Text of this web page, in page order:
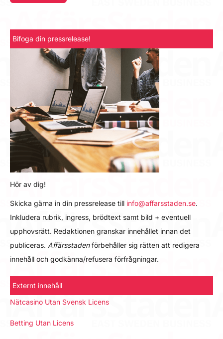
Bifoga din pressrelease!
Hör av dig!
Skicka gärna in din pressrelease till info@affarsstaden.se.
Inkludera rubrik, ingress, brödtext samt bild + eventuell
upphovsrätt. Redaktionen granskar innehållet innan det
publiceras. Affärsstadenförbehåller sig rätten att redigera
innehåll och godkänna/refusera förfrågningar.
Externt innehåll
Nätcasino Utan Svensk Licens
Betting Utan Licens